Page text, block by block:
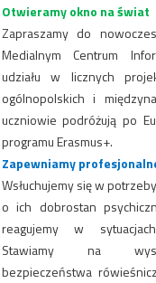
Otwieramy okno na świat
Zapraszamy do
Medialnym Centrum
udziału w licznych
ogólnopolskich i
uczniowie podróżują po
programu Erasmus+.
Zapewniamy
Wsłuchujemy się w
o ich dobrostan
reagujemy w
Stawiamy na
bezpieczeństwa